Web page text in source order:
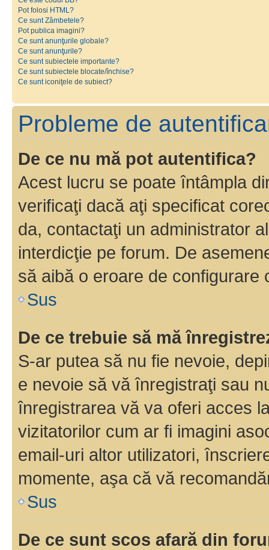
Pot folosi HTML?
Ce sunt Zâmbetele?
Pot publica imagini?
Ce sunt anunţurile globale?
Ce sunt anunţurile?
Ce sunt subiectele importante?
Ce sunt subiectele blocate/închise?
Ce sunt iconiţele de subiect?
Probleme de
De ce nu mă pot autentifica?
Acest lucru se poate întâmpla
verificaţi dacă aţi specificat
da, contactaţi un administrator
interdicţie pe forum. De
să aibă o eroare de configurare
Sus
De ce trebuie să mă
S-ar putea să nu fie nevoie,
e nevoie să vă înregistraţi sau
înregistrarea vă va oferi acces
vizitatorilor cum ar fi imagini
email-uri altor utilizatori,
momente, aşa că vă
Sus
De ce sunt scos afară din